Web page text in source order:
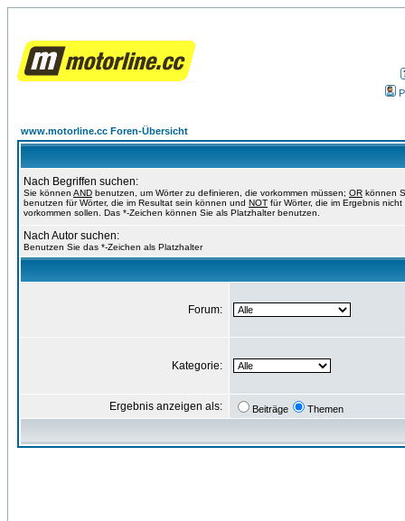
www.motorline.cc Foren-Übersicht
Nach Begriffen suchen:
Sie können AND benutzen, um Wörter zu definieren, die vorkommen müssen; OR können
benutzen für Wörter, die im Resultat sein können und NOT für Wörter, die im Ergebnis nicht
vorkommen sollen. Das *-Zeichen können Sie als Platzhalter benutzen.
Nach Autor suchen:
Benutzen Sie das *-Zeichen als Platzhalter
Forum:
Kategorie:
Ergebnis anzeigen als: Beiträge Themen